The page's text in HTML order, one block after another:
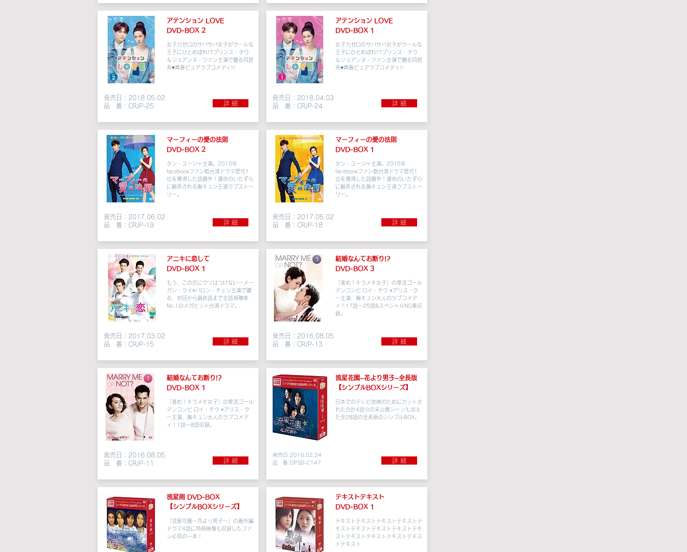
​アテンション LOVE
DVD-BOX 2
女子力ゼロのサバサバ女子がクールな
王子にひとめぼれ!?プリンス・チウ
＆ジョアンヌ・ツァン主演で贈る同居
系♥青春ピュアラブコメディ!!
発売日：2018.05.02
品 番：CRJP-25
詳 細
マーフィーの愛の法則
DVD-BOX 2
タン・ユージャ主演。2015年
facebookファン数台湾ドラマ歴代1
位を獲得した話題作！運命のいたずら
に翻弄される胸キュン王道ラブストー
リー。
発売日：2017.06.02
品 番：CRJP-19
詳 細
アニキに恋して
DVD-BOX 1
もう、この恋にウソはつけないーメー
ガン・ライ×バロン・チェン主演で贈
る、初回から最終話まで全話視聴率
No.1のメガヒット台湾ドラマ。
発売日：2017.03.02
品 番：CRJP-15
詳 細
結婚なんてお断り!?
DVD-BOX 1
「進め！キラメキ女子」の華流ゴール
デンコンビ ロイ・チウ ×アリス・ク
ー 主演、 胸キュン大人のラブコメデ
ィ ！1 話〜8話収録。
発売日：2016.08.05
品 番：CRJP-11
詳 細
流星雨 DVD-BOX
【シンプルBOXシリーズ】
「流星花園～花より男子～」の番外編
ドラマ4話に特典映像も収録したファ
ン必見の一本！
​アテンション LOVE
DVD-BOX 1
女子力ゼロのサバサバ女子がクールな
王子にひとめぼれ!?プリンス・チウ
＆ジョアンヌ・ツァン主演で贈る同居
系♥青春ピュアラブコメディ!!
発売日：2018.04.03
品 番：CRJP-24
詳 細
マーフィーの愛の法則
DVD-BOX 1
タン・ユージャ主演。2015年
facebookファン数台湾ドラマ歴代1
位を獲得した話題作！運命のいたずら
に翻弄される胸キュン王道ラブストー
リー。
発売日：2017.05.02
品 番：CRJP-18
詳 細
結婚なんてお断り!?
DVD-BOX 3
「進め！キラメキ女子」の華流ゴール
デンコンビ ロイ・チウ ×アリス・ク
ー 主演、 胸キュン大人のラブコメデ
ィ！17話〜25話&スペシャルNG集収
録。
発売日：2016.08.05
品 番：CRJP-13
詳 細
流星花園~花より男子~全長版
【シンプルBOXシリーズ】
日本でのテレビ放映のためにカットさ
れた合計4話分の未公開シーンも加え
た全28話の全長版のシンプルBOX。
発売日:2016.02.24
品 番:OPSD-C147
詳 細
テキストテキスト
DVD-BOX 1
テキストテキストテキストテキストテ
キストテキストテキストテキストテキ
ストテキストテキストテキストテキス
トテキスト